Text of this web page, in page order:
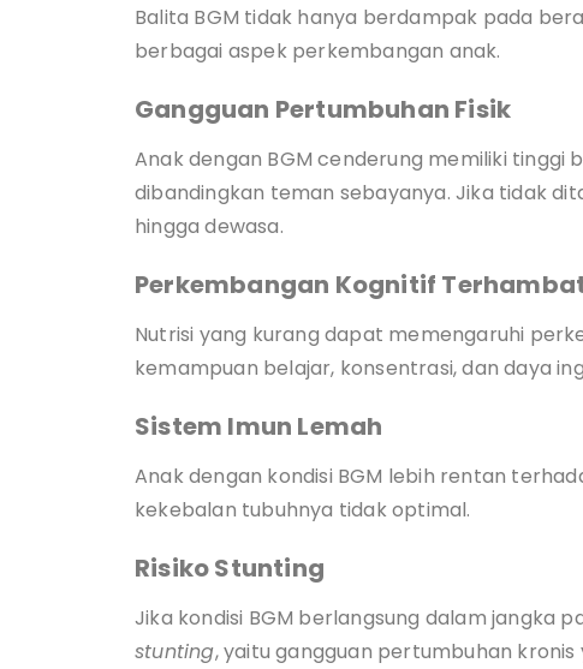
Balita BGM tidak hanya berdampak pada
berbagai aspek perkembangan anak.
Gangguan Pertumbuhan Fisik
Anak dengan BGM cenderung memiliki tinggi
dibandingkan teman sebayanya. Jika tidak
hingga dewasa.
Perkembangan Kognitif
Nutrisi yang kurang dapat memengaruhi
kemampuan belajar, konsentrasi, dan daya
Sistem Imun Lemah
Anak dengan kondisi BGM lebih rentan
kekebalan tubuhnya tidak optimal.
Risiko Stunting
Jika kondisi BGM berlangsung dalam jangka
stunting, yaitu gangguan pertumbuhan